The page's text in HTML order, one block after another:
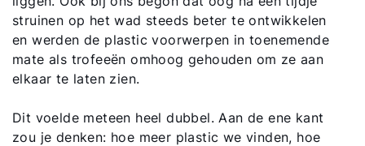
struinen op het wad steeds beter te ontwikkelen
en werden de plastic voorwerpen in toenemende
mate als trofeeën omhoog gehouden om ze aan
elkaar te laten zien.
Dit voelde meteen heel dubbel. Aan de ene kant
zou je denken: hoe meer plastic we vinden, hoe